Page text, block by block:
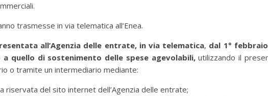
trasmesse in via telematica all’Enea.
all’Agenzia delle entrate, in via telematica, dal 1°
a quello di sostenimento delle spese agevolabili,utilizzando il
o tramite un intermediario mediante:
riservata del sito internet dell’Agenzia delle entrate;